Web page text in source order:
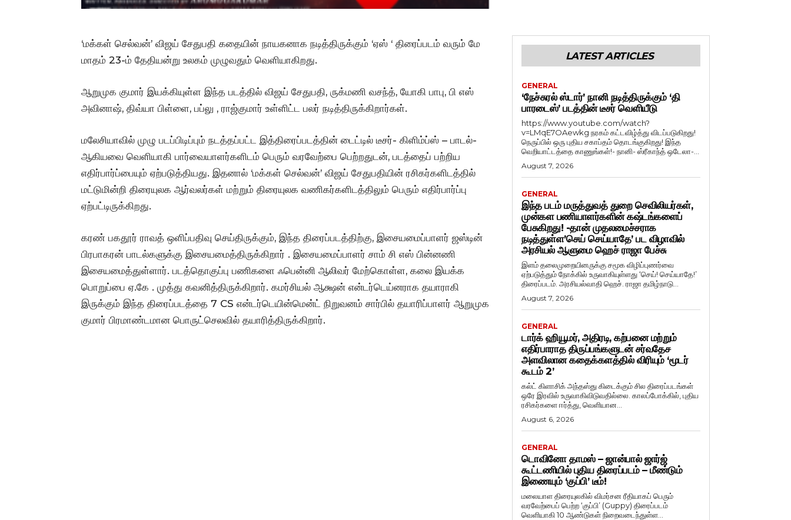
‘மக்கள் செல்வன்’ விஜய் சேதுபதி கதையின் நாயகனாக நடித்திருக்கும் ‘ஏஸ் ‘ திரைப்படம் வரும் மே
மாதம் 23-ம் தேதியன்று உலகம் முழுவதும் வெளியாகிறது.
ஆறுமுக குமார் இயக்கியுள்ள இந்த படத்தில் விஜய் சேதுபதி, ருக்மணி வசந்த், யோகி பாபு, பி எஸ்
அவினாஷ், திவ்யா பிள்ளை, பப்லு , ராஜ்குமார் உள்ளிட்ட பலர் நடித்திருக்கிறார்கள்.
மலேசியாவில் முழு படப்பிடிப்பும் நடத்தப்பட்ட இத்திரைப்படத்தின் டைட்டில் டீசர்- கிளிம்ப்ஸ் – பாடல்-
ஆகியவை வெளியாகி பார்வையாளர்களிடம் பெரும் வரவேற்பை பெற்றதுடன், படத்தைப் பற்றிய
எதிர்பார்ப்பையும் ஏற்படுத்தியது. இதனால் ‘மக்கள் செல்வன்’ விஜய் சேதுபதியின் ரசிகர்களிடத்தில்
மட்டுமின்றி திரையுலக ஆர்வலர்கள் மற்றும் திரையுலக வணிகர்களிடத்திலும் பெரும் எதிர்பார்ப்பு
ஏற்பட்டிருக்கிறது.
கரண் பகதூர் ராவத் ஒளிப்பதிவு செய்திருக்கும், இந்த திரைப்படத்திற்கு, இசையமைப்பாளர் ஜஸ்டின்
பிரபாகரன் பாடல்களுக்கு இசையமைத்திருக்கிறார் . இசையமைப்பாளர் சாம் சி எஸ் பின்னணி
இசையமைத்துள்ளார். படத்தொகுப்பு பணிகளை ஃபென்னி ஆலிவர் மேற்கொள்ள, கலை இயக்க
பொறுப்பை ஏ.கே . முத்து கவனித்திருக்கிறார். கமர்சியல் ஆக்ஷன் என்டர்டெய்னராக தயாராகி
இருக்கும் இந்த திரைப்படத்தை 7 CS என்டர்டெயின்மென்ட் நிறுவனம் சார்பில் தயாரிப்பாளர் ஆறுமுக
குமார் பிரமாண்டமான பொருட்செலவில் தயாரித்திருக்கிறார்.
LATEST ARTICLES
GENERAL
‘நேச்சுரல் ஸ்டார்’ நானி நடித்திருக்கும் ‘தி
பாரடைஸ்’ படத்தின் டீசர் வெளியீடு
https://www.youtube.com/watch?
v=LMqE7OAewkg நரகம் கட்டவிழ்த்து விடப்படுகிறது!
நெருப்பில் ஒரு புதிய சகாப்தம் தொடங்குகிறது! இந்த
வெறியாட்டத்தை காணுங்கள்!- நானி- ஸ்ரீகாந்த் ஒடேலா-...
August 7, 2026
GENERAL
இந்த படம் மருத்துவத் துறை செவிலியர்கள்,
முன்கள பணியாளர்களின் கஷ்டங்களைப்
பேசுகிறது! -தான் முதலமைச்சராக
நடித்துள்ள’செய் செய்யாதே’ பட விழாவில்
அரசியல் ஆளுமை ஹெச் ராஜா பேச்சு
இளம் தலைமுறையினருக்கு சமூக விழிப்புணர்வை
ஏற்படுத்தும் நோக்கில் உருவாகியுள்ளது ‘செய்! செய்யாதே!’
திரைப்படம். அரசியல்வாதி ஹெச். ராஜா தமிழ்நாடு...
August 7, 2026
GENERAL
டார்க் ஹியூமர், அதிரடி, கற்பனை மற்றும்
எதிர்பாராத திருப்பங்களுடன் சர்வதேச
அளவிலான கதைக்களத்தில் விரியும் ‘மூடர்
கூடம் 2’
கல்ட் கிளாசிக் அந்தஸ்து கிடைக்கும் சில திரைப்படங்கள்
ஒரே இரவில் உருவாகிவிடுவதில்லை. காலப்போக்கில், புதிய
ரசிகர்களை ஈர்த்து, வெளியான...
August 6, 2026
GENERAL
டொவினோ தாமஸ் – ஜான்பால் ஜார்ஜ்
கூட்டணியில் புதிய திரைப்படம் – மீண்டும்
இணையும் ‘குப்பி’ டீம்!
மலையாள திரையுலகில் விமர்சன ரீதியாகப் பெரும்
வரவேற்பைப் பெற்ற ‘குப்பி’ (Guppy) திரைப்படம்
வெளியாகி 10 ஆண்டுகள் நிறைவடைந்துள்ள...